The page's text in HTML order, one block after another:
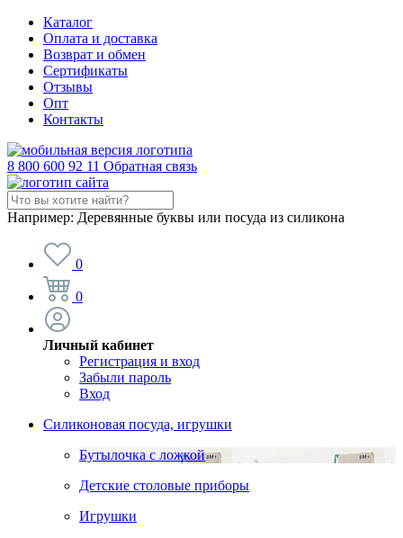
Каталог
Оплата и доставка
Возврат и обмен
Сертификаты
Отзывы
Опт
Контакты
8 800 600 92 11 Обратная связь
Например: Деревянные буквы или посуда из силикона
0
0
Личный кабинет
Регистрация и вход
Забыли пароль
Вход
Силиконовая посуда, игрушки
Бутылочка с ложкой
Детские столовые приборы
Игрушки